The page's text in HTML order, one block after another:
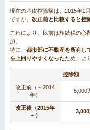
現在の基礎控除額は、2015年1
ですが、 改正前と比較すると控
これにより、以前は相続税の心
加。
特に、 都市部に不動産を所有し
を上回りやすくなったため、よ
控除額
改正前（～2014
年）
5,000
改正後（2015年
～）